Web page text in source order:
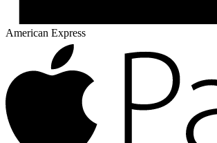
American Express